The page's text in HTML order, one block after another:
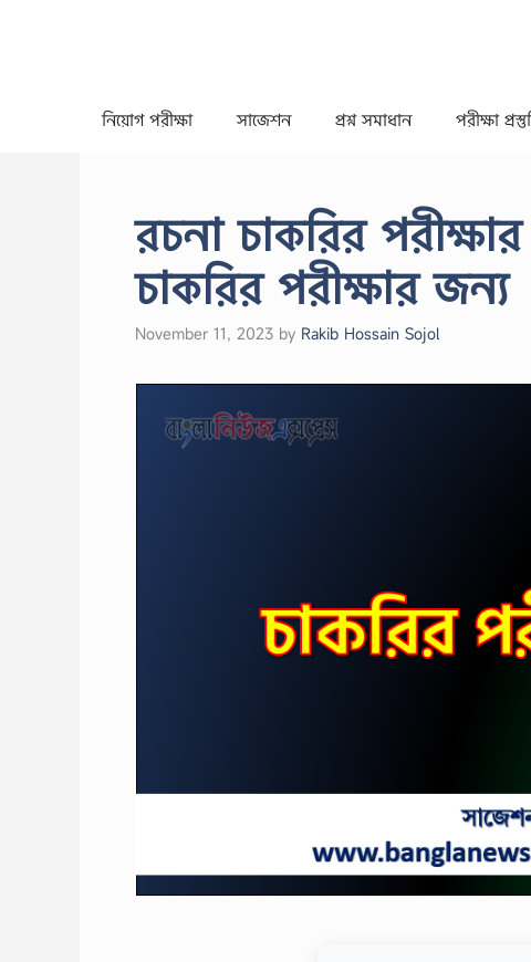
নিয়োগ পরীক্ষা সাজেশন প্রশ্ন সমাধান পরীক্ষা
রচনা চাকরির
চাকরির পরীক্ষার জন্য
November 11, 2023 by Rakib Hossain Sojol